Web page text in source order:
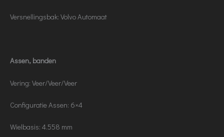
Versnellingsbak: Volvo Automaat
Assen, banden
Vering: Veer/Veer/Veer
Configuratie Assen: 6×4
Wielbasis: 4.558 mm